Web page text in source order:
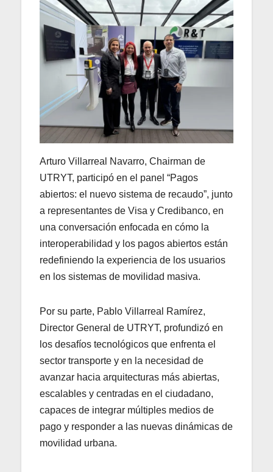
Arturo Villarreal Navarro, Chairman de
UTRYT, participó en el panel “Pagos
abiertos: el nuevo sistema de recaudo”, junto
a representantes de Visa y Credibanco, en
una conversación enfocada en cómo la
interoperabilidad y los pagos abiertos están
redefiniendo la experiencia de los usuarios
en los sistemas de movilidad masiva.
Por su parte, Pablo Villarreal Ramírez,
Director General de UTRYT, profundizó en
los desafíos tecnológicos que enfrenta el
sector transporte y en la necesidad de
avanzar hacia arquitecturas más abiertas,
escalables y centradas en el ciudadano,
capaces de integrar múltiples medios de
pago y responder a las nuevas dinámicas de
movilidad urbana.